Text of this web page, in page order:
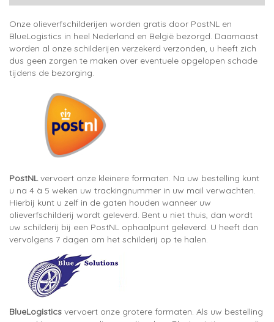
Onze olieverfschilderijen worden gratis door PostNL en
BlueLogistics in heel Nederland en België bezorgd. Daarnaast
worden al onze schilderijen verzekerd verzonden, u heeft zich
dus geen zorgen te maken over eventuele opgelopen schade
tijdens de bezorging.
PostNLvervoert onze kleinere formaten. Na uw bestelling kunt
u na 4 à 5 weken uw trackingnummer in uw mail verwachten.
Hierbij kunt u zelf in de gaten houden wanneer uw
olieverfschilderij wordt geleverd. Bent u niet thuis, dan wordt
uw schilderij bij een PostNL ophaalpunt geleverd. U heeft dan
vervolgens 7 dagen om het schilderij op te halen.
BlueLogistics vervoert onze grotere formaten. Als uw bestelling